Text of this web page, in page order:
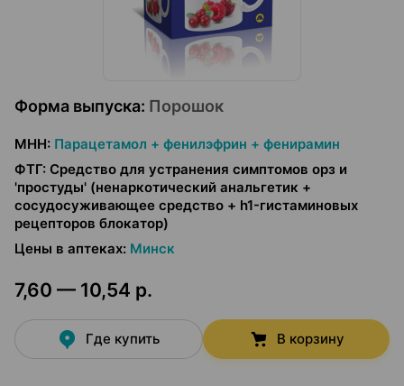
Форма выпуска: Порошок
МНН: Парацетамол + фенилэфрин + фенирамин
ФТГ: Средство для устранения симптомов орз и
'простуды' (ненаркотический анальгетик +
сосудосуживающее средство + h1-гистаминовых
рецепторов блокатор)
Цены в аптеках: Минск
7,60 — 10,54 р.
Где купить В корзину